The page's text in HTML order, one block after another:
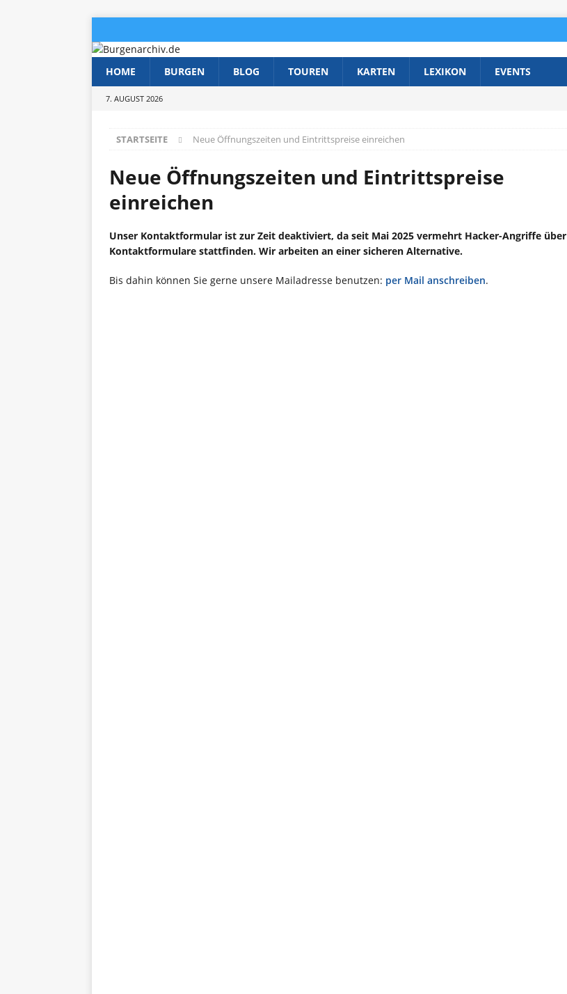
HOME BURGEN BLOG TOUREN KARTEN LEXIKON EVENTS
7. AUGUST 2026
STARTSEITE Neue Öffnungszeiten und Eintrittspreise einreichen
Neue Öffnungszeiten und Eintrittspreise
einreichen
Unser Kontaktformular ist zur Zeit deaktiviert, da seit Mai 2025 vermehrt Hacker-Angriffe über
Kontaktformulare stattfinden. Wir arbeiten an einer sicheren Alternative.
Bis dahin können Sie gerne unsere Mailadresse benutzen: per Mail anschreiben.